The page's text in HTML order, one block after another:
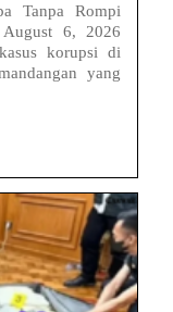
Tanpa Rompi
6, 2026
korupsi di
yang